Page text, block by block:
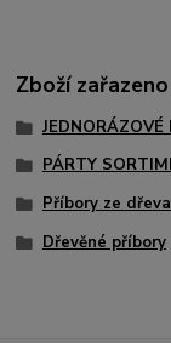
Zboží
JEDNORÁZOVÉ
PÁRTY
Příbory ze dřeva
Dřevěné příbory